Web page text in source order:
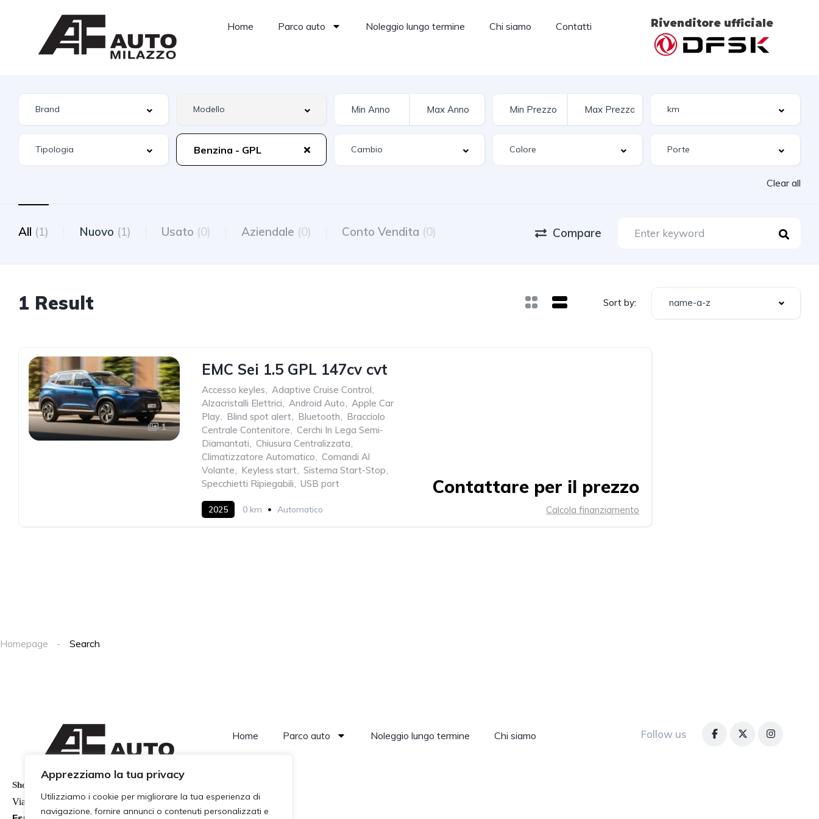
Apprezziamo la tua privacy
Utilizziamo i cookie per migliorare la tua esperienza di
navigazione, fornire annunci o contenuti personalizzati e
Home Parco auto Noleggio lungo termine Chi siamo Contatti Rivenditore ufficiale
Benzina - GPL
Clear all
All (1) Nuovo (1) Usato (0) Aziendale (0) Conto Vendita (0) Compare
1 Result Sort by: name-a-z
1
EMC Sei 1.5 GPL 147cv cvt
Accesso keyles, Adaptive Cruise Control,
Alzacristalli Elettrici, Android Auto, Apple Car
Play, Blind spot alert, Bluetooth, Bracciolo
Centrale Contenitore, Cerchi In Lega Semi-
Diamantati, Chiusura Centralizzata,
Climatizzatore Automatico, Comandi Al
Volante, Keyless start, Sistema Start-Stop,
Specchietti Ripiegabili, USB port
2025 0 km
Automatico
Benzina - GPL
2WD
Contattare per il prezzo
Calcola finanziamento
Homepage Search
Show Room
Via Colonnello Magistri 98
Home Parco auto Noleggio lungo termine Chi siamo Follow us